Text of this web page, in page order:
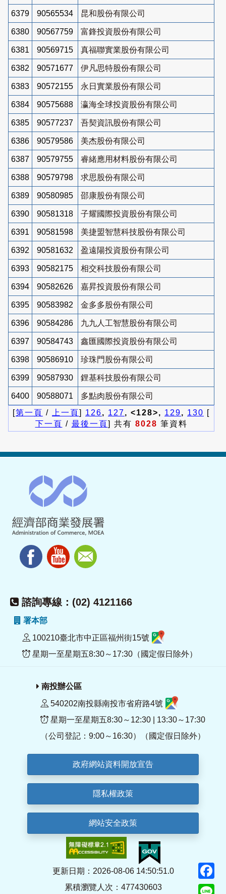
6379 90565534 昆和股份有限公司
6380 90567759 富鋒投資股份有限公司
6381 90569715 真福聯實業股份有限公司
6382 90571677 伊凡思特股份有限公司
6383 90572155 永日實業股份有限公司
6384 90575688 瀛海全球投資股份有限公司
6385 90577237 吾契資訊股份有限公司
6386 90579586 美杰股份有限公司
6387 90579755 睿緒應用材料股份有限公司
6388 90579798 求思股份有限公司
6389 90580985 邵康股份有限公司
6390 90581318 子耀國際投資股份有限公司
6391 90581598 美捷盟智慧科技股份有限公司
6392 90581632 盈遠陽投資股份有限公司
6393 90582175 相交科技股份有限公司
6394 90582626 嘉昇投資股份有限公司
6395 90583982 金多多股份有限公司
6396 90584286 九九人工智慧股份有限公司
6397 90584743 鑫匯國際投資股份有限公司
6398 90586910 珍珠門股份有限公司
6399 90587930 鋰基科技股份有限公司
6400 90588071
多點肉股份有限公司
[第一頁 / 上一頁] 126, 127, <128>, 129, 130 [
下一頁 / 最後一頁] 共有 8028 筆資料
諮詢專線：(02) 4121166
署本部
100210臺北市中正區福州街15號
星期一至星期五8:30～17:30（國定假日除外）
南投辦公區
540202南投縣南投市省府路4號
星期一至星期五8:30～12:30 | 13:30～17:30
（公司登記：9:00～16:30）（國定假日除外）
政府網站資料開放宣告
隱私權政策
網站安全政策
更新日期：2026-08-06 14:50:51.0
累積瀏覽人次：477430603